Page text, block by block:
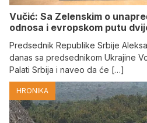
Vučić: Sa Zelenskim o
odnosa i evropskom putu
Predsednik Republike Srbije
danas sa predsednikom Ukrajine
Palati Srbija i naveo da će […]
HRONIKA